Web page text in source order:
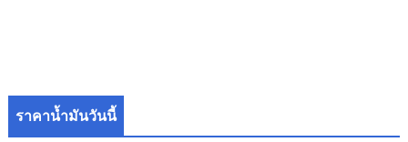
ราคาน้ำมันวันนี้